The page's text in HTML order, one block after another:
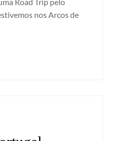
Road Trip pelo
nos Arcos de